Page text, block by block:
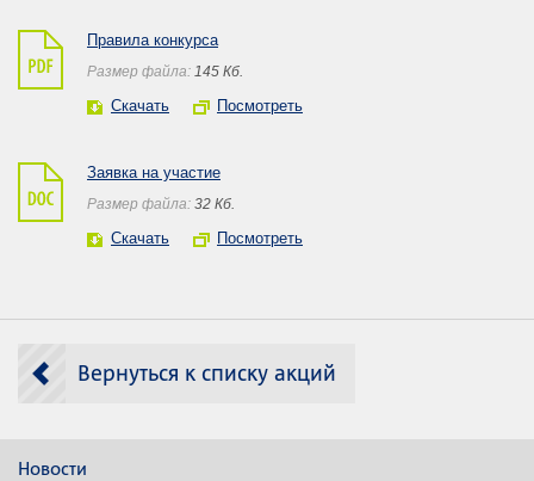
Правила конкурса
Размер файла: 145 Кб.
Скачать Посмотреть
Заявка на участие
Размер файла: 32 Кб.
Скачать Посмотреть
Вернуться к списку акций
Новости